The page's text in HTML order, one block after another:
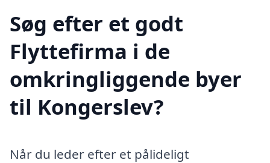
Søg efter et godt
Flyttefirma i de
omkringliggende byer
til Kongerslev?
Når du leder efter et pålideligt